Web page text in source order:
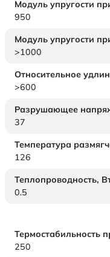
Модуль упругости
950
Модуль упругости
>1000
Относительное
>600
Разрушающее
37
Температура
126
Теплопроводность,
0.5
Термостабильность
250